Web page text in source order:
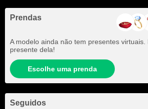
Prendas
A modelo ainda não tem presentes virtuais.
presente dela!
Escolhe uma prenda
Seguidos